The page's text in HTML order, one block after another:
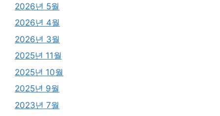
2026년 5월
2026년 4월
2026년 3월
2025년 11월
2025년 10월
2025년 9월
2023년 7월